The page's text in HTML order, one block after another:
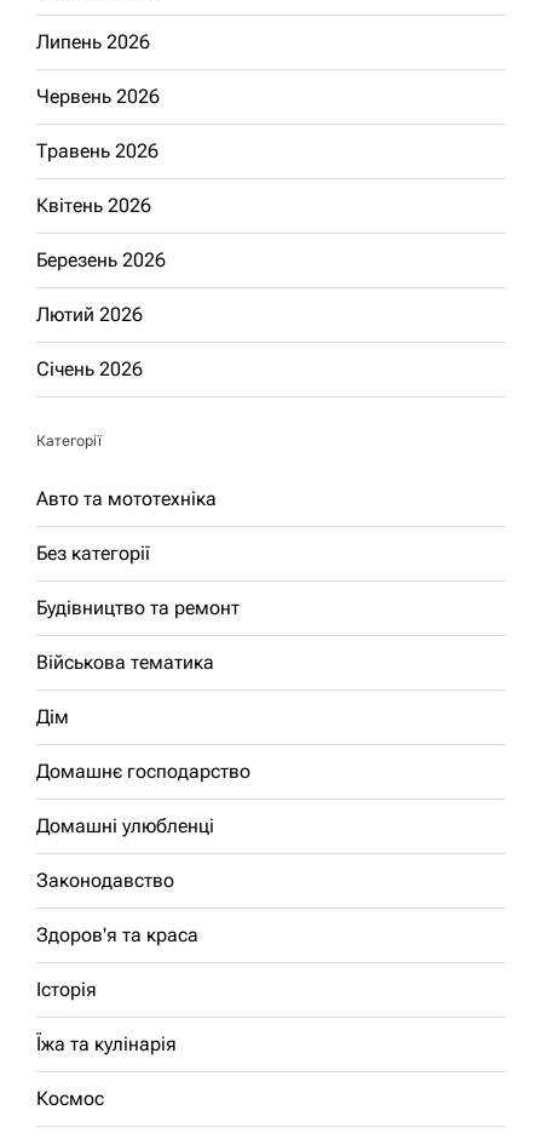
Липень 2026
Червень 2026
Травень 2026
Квітень 2026
Березень 2026
Лютий 2026
Січень 2026
Категорії
Авто та мототехніка
Без категорії
Будівництво та ремонт
Військова тематика
Дім
Домашнє господарство
Домашні улюбленці
Законодавство
Здоров'я та краса
Історія
Їжа та кулінарія
Космос